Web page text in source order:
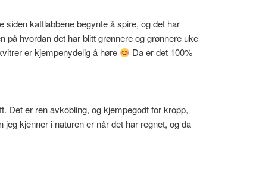
siden kattlabbene begynte å spire, og det har
hvordan det har blitt grønnere og grønnere uke
er kjempenydelig å høre
Da er det 100%
Det er ren avkobling, og kjempegodt for kropp,
jeg kjenner i naturen er når det har regnet, og da